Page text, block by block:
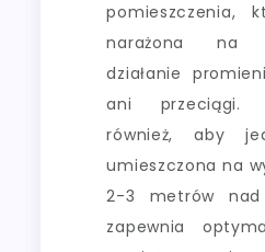
pomieszczenia,
narażona na
działanie
ani przeciągi.
również, aby
umieszczona na
2-3 metrów nad
zapewnia